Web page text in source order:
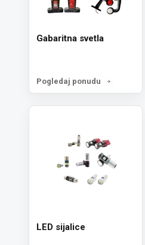
Gabaritna svetla
Pogledaj ponudu
LED sijalice